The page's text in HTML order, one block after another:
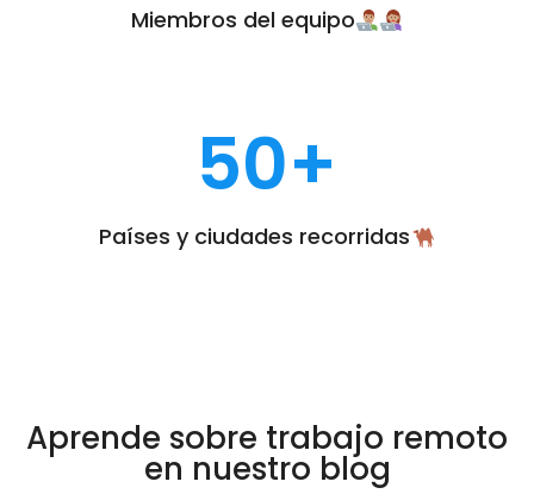
Miembros del equipo
Países y ciudades recorridas
50+
Aprende sobre trabajo remoto
en nuestro blog